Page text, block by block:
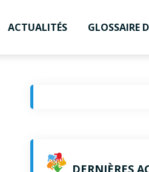
ACTUALITÉS GLOSSAIRE
DERNIÈRES